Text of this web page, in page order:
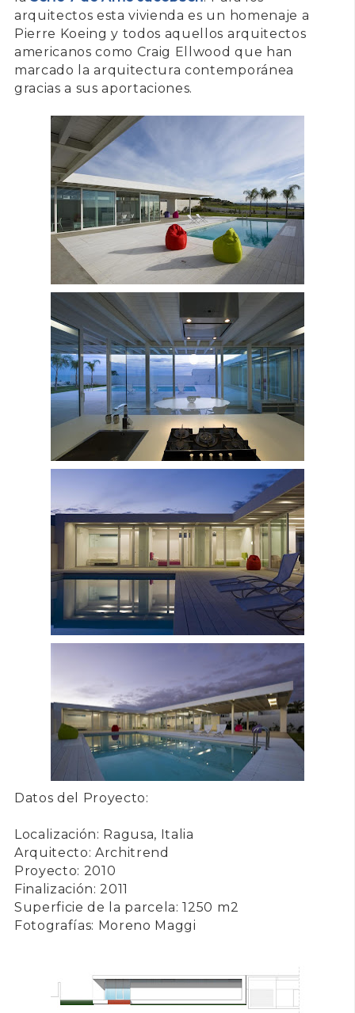
arquitectos esta vivienda es un homenaje a
Pierre Koeing y todos aquellos arquitectos
americanos como Craig Ellwood que han
marcado la arquitectura contemporánea
gracias a sus aportaciones.
Datos del Proyecto:
Localización: Ragusa, Italia
Arquitecto: Architrend
Proyecto: 2010
Finalización: 2011
Superficie de la parcela: 1250 m2
Fotografías: Moreno Maggi